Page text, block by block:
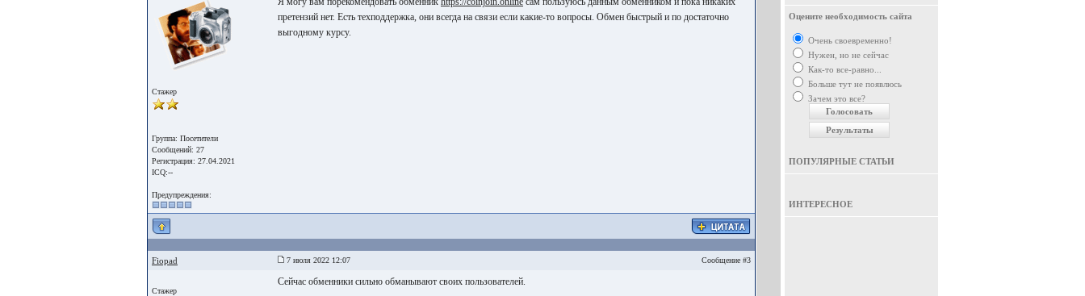
Стажер
Группа: Посетители
Сообщений: 27
Регистрация: 27.04.2021
ICQ:--
Предупреждения:
претензий нет. Есть техподдержка, они всегда на связи если какие-то вопросы. Обмен быстрый и по достаточно
выгодному курсу.
Fiopad 7 июля 2022 12:07 Сообщение #3
Стажер
Сейчас обменники сильно обманывают своих пользователей.
Оцените необходимость сайта
Очень своевременно!
Нужен, но не сейчас
Как-то все-равно...
Больше тут не появлюсь
Зачем это все?
ПОПУЛЯРНЫЕ СТАТЬИ
ИНТЕРЕСНОЕ